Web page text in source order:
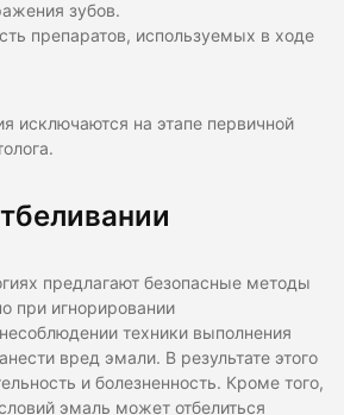
зубов.
препаратов, используемых в ходе
исключаются на этапе первичной
предлагают безопасные методы
при игнорировании
техники выполнения
вред эмали. В результате этого
и болезненность. Кроме того,
эмаль может отбелиться